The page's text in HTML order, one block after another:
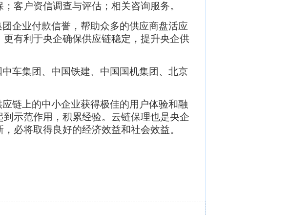
客户资信调查与评估；相关咨询服务。
企业付款信誉，帮助众多的供应商盘活应
有利于央企确保供应链稳定，提升央企供
车集团、中国铁建、中国国机集团、北京
链上的中小企业获得极佳的用户体验和融
示范作用，积累经验。云链保理也是央企
必将取得良好的经济效益和社会效益。